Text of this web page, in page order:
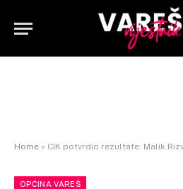
Home » CIK potvrdio rezultate: Malik
OPĆINA VAREŠ